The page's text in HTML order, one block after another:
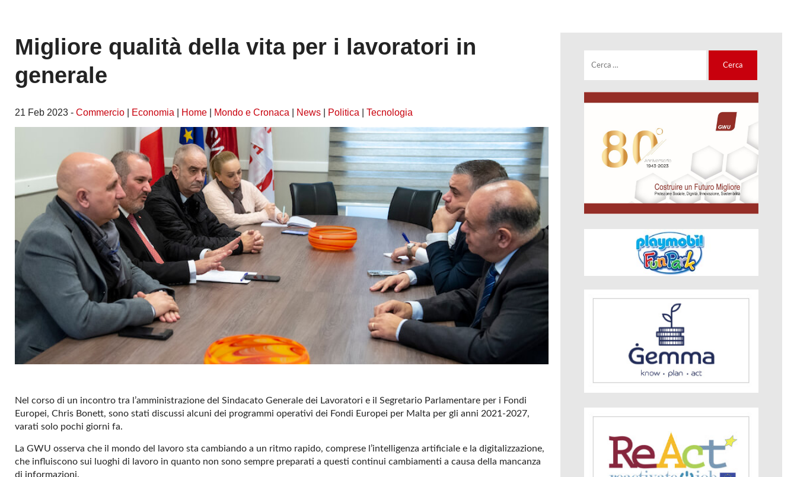
Migliore qualità della vita per i lavoratori in
generale
21 Feb 2023 - Commercio Economia Home Mondo e Cronaca News Politica Tecnologia
Nel corso di un incontro tra l’amministrazione del Sindacato Generale dei Lavoratori e il Segretario Parlamentare per i Fondi
Europei, Chris Bonett, sono stati discussi alcuni dei programmi operativi dei Fondi Europei per Malta per gli anni 2021-2027,
varati solo pochi giorni fa.
La GWU osserva che il mondo del lavoro sta cambiando a un ritmo rapido, comprese l’intelligenza artificiale e la digitalizzazione,
che influiscono sui luoghi di lavoro in quanto non sono sempre preparati a questi continui cambiamenti a causa della mancanza
di informazioni.
per: